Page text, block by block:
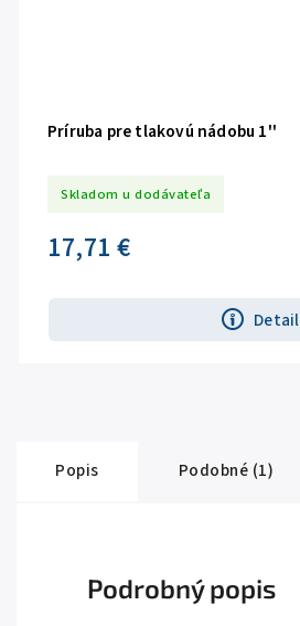
Príruba pre tlakovú nádobu 1''
Skladom u dodávateľa
17,71 €
Detail
Popis Podobné (1)
Podrobný popis